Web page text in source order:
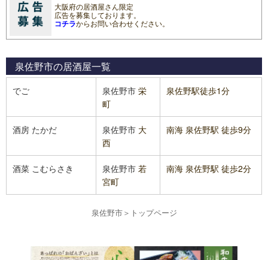
大阪府の居酒屋さん限定
広告を募集しております。
コチラからお問い合わせください。
泉佐野市の居酒屋一覧
でご 泉佐野市 栄
町
泉佐野駅徒歩1分
酒房 たかだ 泉佐野市 大
西
南海 泉佐野駅 徒歩9分
酒菜 こむらさき 泉佐野市 若
宮町
南海 泉佐野駅 徒歩2分
泉佐野市＞ トップページ